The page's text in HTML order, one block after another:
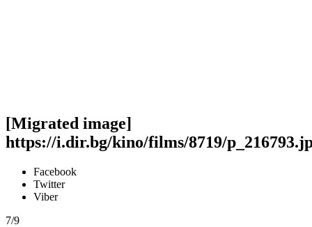
[Migrated image]
https://i.dir.bg/kino/films/8719/
Facebook
Twitter
Viber
7/9